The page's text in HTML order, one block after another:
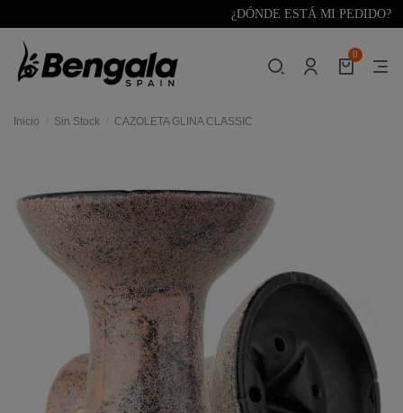
¿DÓNDE ESTÁ MI PEDIDO?
0
Inicio Sin Stock CAZOLETA GLINA CLASSIC